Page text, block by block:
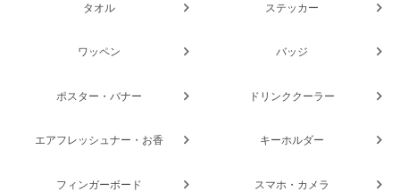
タオル ステッカー
ワッペン バッジ
ポスター・バナー ドリンククーラー
エアフレッシュナー・お香 キーホルダー
フィンガーボード スマホ・カメラ